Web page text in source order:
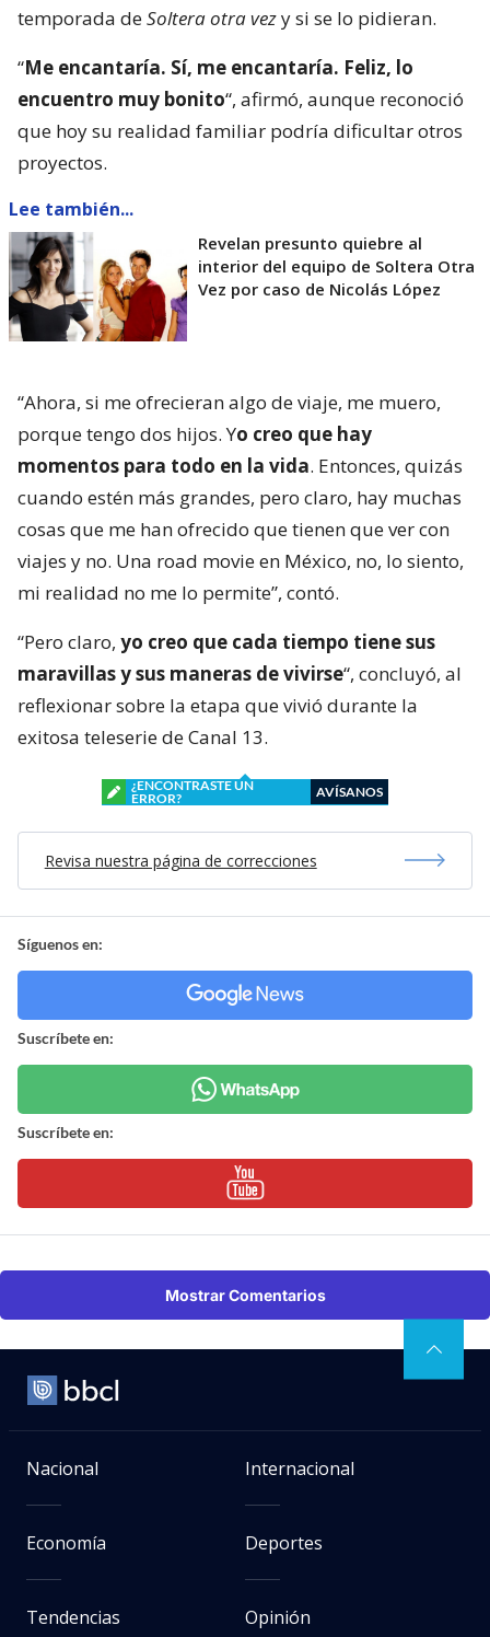
temporada deSoltera otra vezy si se lo pidieran.
“Me encantaría. Sí, me encantaría. Feliz, lo
encuentro muy bonito“, afirmó, aunque reconoció
que hoy su realidad familiar podría dificultar otros
proyectos.
Lee también...
Revelan presunto quiebre al
interior del equipo de Soltera Otra
Vez por caso de Nicolás López
“Ahora, si me ofrecieran algo de viaje, me muero,
porque tengo dos hijos. Yo creo que hay
momentos para todo en la vida. Entonces, quizás
cuando estén más grandes, pero claro, hay muchas
cosas que me han ofrecido que tienen que ver con
viajes y no. Una road movie en México, no, lo siento,
mi realidad no me lo permite”, contó.
“Pero claro, yo creo que cada tiempo tiene sus
maravillas y sus maneras de vivirse“, concluyó, al
reflexionar sobre la etapa que vivió durante la
exitosa teleserie de Canal 13.
¿ENCONTRASTE UN
ERROR?
AVÍSANOS
Revisa nuestra página de correcciones
Síguenos en:
Suscríbete en:
Suscríbete en:
Mostrar Comentarios
Nacional Internacional
Economía Deportes
Tendencias Opinión